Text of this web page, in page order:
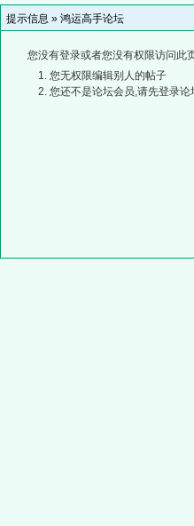
提示信息 » 鸿运高手论坛
您没有登录或者您没有权限访问此
您无权限编辑别人的帖子
您还不是论坛会员,请先登录论